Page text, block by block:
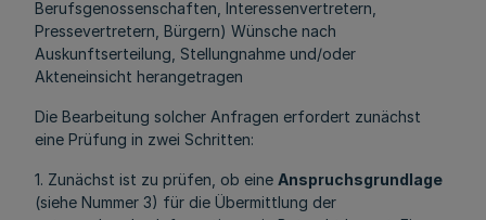
Berufsgenossenschaften, Interessenvertretern,
Pressevertretern, Bürgern) Wünsche nach
Auskunftserteilung, Stellungnahme und/oder
Akteneinsicht herangetragen
Die Bearbeitung solcher Anfragen erfordert zunächst
eine Prüfung in zwei Schritten:
1. Zunächst ist zu prüfen, ob eine Anspruchsgrundlage
(siehe Nummer 3) für die Übermittlung der